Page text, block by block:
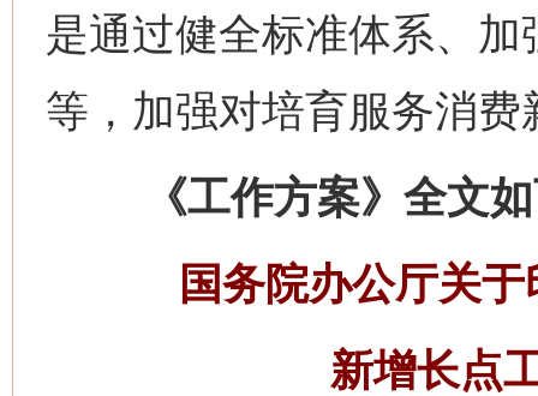
是通过健全标准体系、
等，加强对培育服务消
《工作方案》全文如
国务院办公厅关
新增长点